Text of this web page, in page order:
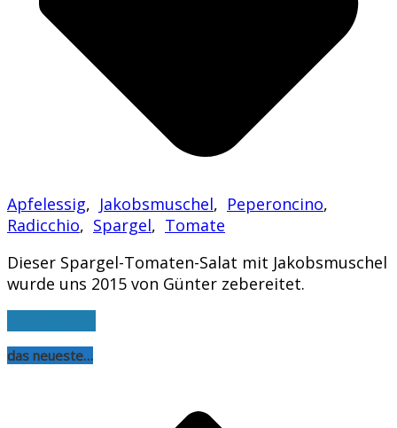
Apfelessig, Jakobsmuschel, Peperoncino,
Radicchio, Spargel, Tomate
Dieser Spargel-Tomaten-Salat mit Jakobsmuschel
wurde uns 2015 von Günter zebereitet.
das neueste…